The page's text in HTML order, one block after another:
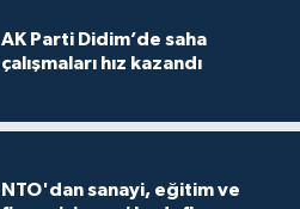
AK Parti Didim’de saha
çalışmaları hız kazandı
NTO'dan sanayi, eğitim ve